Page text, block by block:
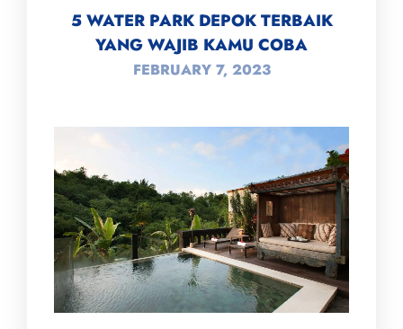
5 WATER PARK DEPOK TERBAIK
YANG WAJIB KAMU COBA
FEBRUARY 7, 2023